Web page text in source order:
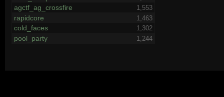
agctf_ag_crossfire 1,553
rapidcore 1,463
cold_faces 1,302
pool_party 1,244